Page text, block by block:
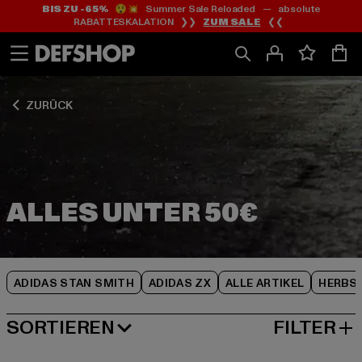
Zum
Inhalt
springen
Zum
Fußzeile
springen
BIS ZU -65%😲💥 Summer Sale Reloaded — absolute
RABATTESKALATION ❯❯ ZUM SALE ❮❮
ZURÜCK
ADIDAS STAN SMITH ADIDAS ZX ALLE ARTIKEL
Zum
Produktraster
springen
SORTIEREN
BELIEBTESTE FILTER